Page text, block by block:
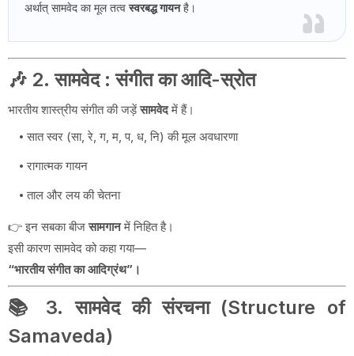
अर्थात् सामवेद का मूल तत्वस्वरबद्ध गायनहै।
🎶 2. सामवेद : संगीत का आदि-स्रोत
भारतीय शास्त्रीय संगीत की जड़ेंसामवेदमें हैं।
सात स्वर (सा, रे, ग, म, प, ध, नि) की मूल अवधारणा
रागात्मक गायन
ताल और लय की चेतना
👉 इन सबका बीजसामगानमें निहित है।
इसी कारण सामवेद को कहा गया—
“भारतीय संगीत का आदिग्रंथ” ।
📚 3. सामवेद की संरचना (Structure of
Samaveda)